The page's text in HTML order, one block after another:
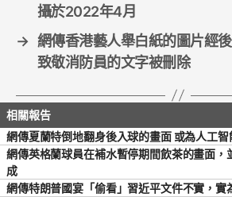
攝於2022年4月
→ 網傳香港藝人舉白紙的圖片經
致敬消防員的文字被刪除
網傳夏蘭特倒地翻身後入球的畫面 或為人工智
網傳英格蘭球員在補水暫停期間飲茶的畫面，
成
網傳特朗普國宴「偷看」習近平文件不實，實